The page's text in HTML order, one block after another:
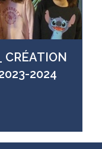
CRÉATION
2024